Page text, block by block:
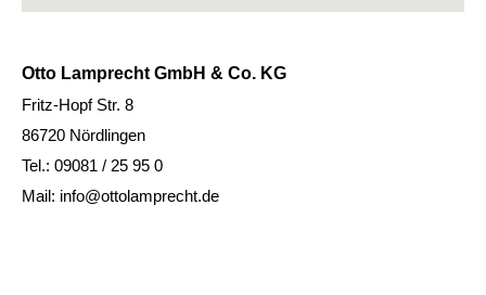
Otto Lamprecht GmbH & Co. KG
Fritz-Hopf Str. 8
86720 Nördlingen
Tel.: 09081 / 25 95 0
Mail: info@ottolamprecht.de